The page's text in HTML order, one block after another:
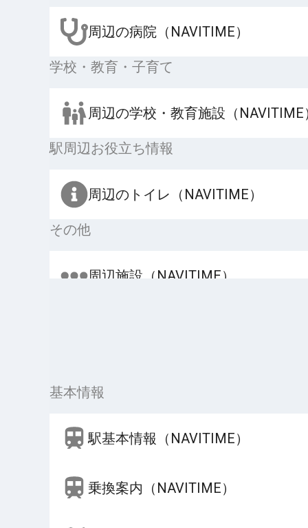
周辺の病院（NAVITIME）
学校・教育・子育て
周辺の学校・教育施設（NAVITIME
駅周辺お役立ち情報
周辺のトイレ（NAVITIME）
その他
周辺施設（NAVITIME）
基本情報
駅基本情報（NAVITIME）
乗換案内（NAVITIME）